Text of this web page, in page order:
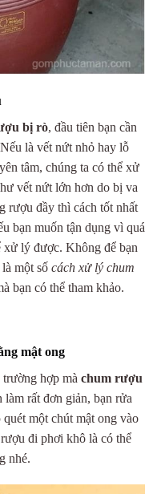
bị rò, đầu tiên bạn cần
là vết nứt nhỏ hay lỗ
tâm, chúng ta có thể xử
vết nứt lớn hơn do bị va
rượu đầy thì cách tốt nhất
bạn muốn tận dụng vì quá
xử lý được. Không để bạn
một số cách xử lý chum
bạn có thể tham khảo.
mật ong
hợp mà chum rượu
rất đơn giản, bạn rửa
một chút mật ong vào
đi phơi khô là có thể
nhé.